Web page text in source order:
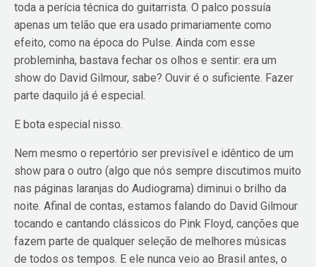
toda a perícia técnica do guitarrista. O palco possuía
apenas um telão que era usado primariamente como
efeito, como na época do Pulse. Ainda com esse
probleminha, bastava fechar os olhos e sentir: era um
show do David Gilmour, sabe? Ouvir é o suficiente. Fazer
parte daquilo já é especial.
E bota especial nisso.
Nem mesmo o repertório ser previsível e idêntico de um
show para o outro (algo que nós sempre discutimos muito
nas páginas laranjas do Audiograma) diminui o brilho da
noite. Afinal de contas, estamos falando do David Gilmour
tocando e cantando clássicos do Pink Floyd, canções que
fazem parte de qualquer seleção de melhores músicas
de todos os tempos. E ele nunca veio ao Brasil antes, o